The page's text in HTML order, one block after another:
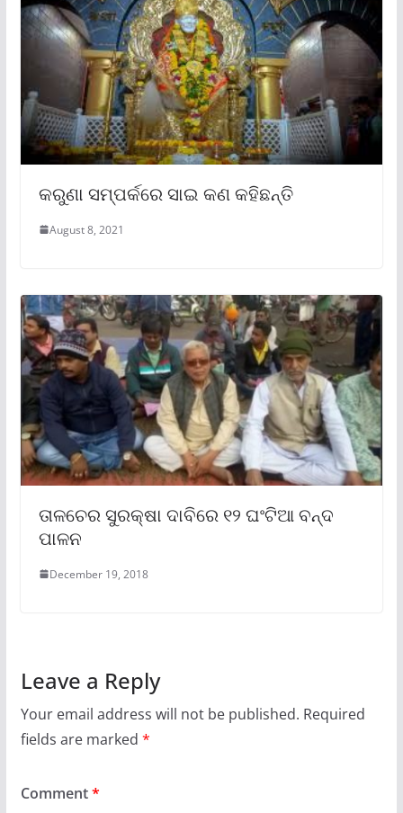
କରୁଣା ସମ୍ପର୍କରେ ସାଇ କଣ କହିଛନ୍ତି
August 8, 2021
ତାଳଚେର ସୁରକ୍ଷା ଦାବିରେ ୧୨ ଘଂଟିଆ ବନ୍ଦ
ପାଳନ
December 19, 2018
Leave a Reply
Your email address will not be published. Required
fields are marked *
Comment*